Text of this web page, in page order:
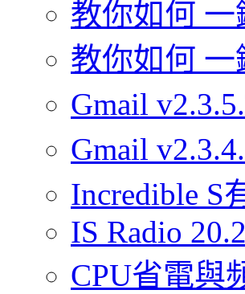
教你如何 一
教你如何 一
Gmail
Gmail
Incredible S
IS Radio
CPU省電與